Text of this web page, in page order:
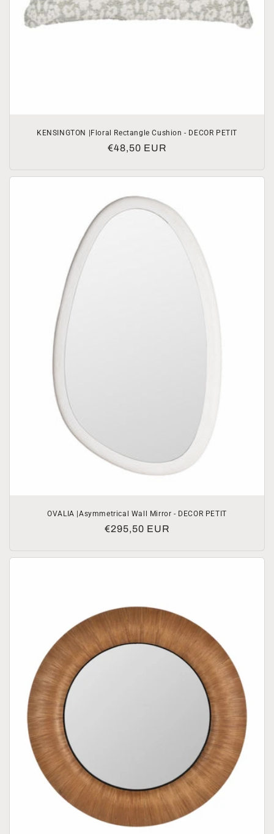
KENSINGTON |Floral Rectangle Cushion - DECOR PETIT
Normale
€48,50 EUR
OVALIA |Asymmetrical Wall Mirror - DECOR PETIT
Normale
€295,50 EUR